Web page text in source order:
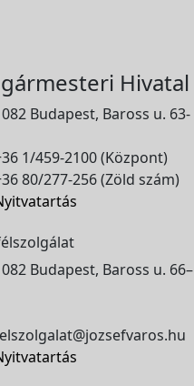
Hivatal
Budapest, Baross u. 63-
1/459-2100 (Központ)
80/277-256 (Zöld szám)
Budapest, Baross u. 66–